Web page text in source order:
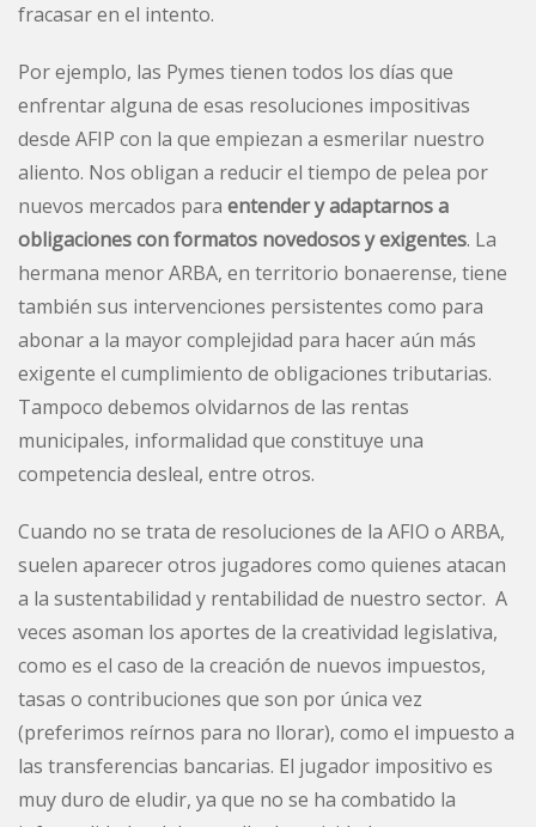
fracasar en el intento.
Por ejemplo, las Pymes tienen todos los días que
enfrentar alguna de esas resoluciones impositivas
desde AFIP con la que empiezan a esmerilar nuestro
aliento. Nos obligan a reducir el tiempo de pelea por
nuevos mercados para entender y adaptarnos a
obligaciones con formatos novedosos y exigentes. La
hermana menor ARBA, en territorio bonaerense, tiene
también sus intervenciones persistentes como para
abonar a la mayor complejidad para hacer aún más
exigente el cumplimiento de obligaciones tributarias.
Tampoco debemos olvidarnos de las rentas
municipales, informalidad que constituye una
competencia desleal, entre otros.
Cuando no se trata de resoluciones de la AFIO o ARBA,
suelen aparecer otros jugadores como quienes atacan
a la sustentabilidad y rentabilidad de nuestro sector. A
veces asoman los aportes de la creatividad legislativa,
como es el caso de la creación de nuevos impuestos,
tasas o contribuciones que son por única vez
(preferimos reírnos para no llorar), como el impuesto a
las transferencias bancarias. El jugador impositivo es
muy duro de eludir, ya que no se ha combatido la